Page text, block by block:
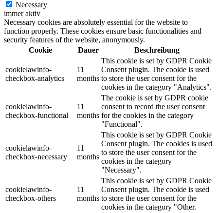
Necessary
immer aktiv
Necessary cookies are absolutely essential for the website to
function properly. These cookies ensure basic functionalities and
security features of the website, anonymously.
Cookie
Dauer Beschreibung
cookielawinfo-
checkbox-analytics
11
months
This cookie is set by GDPR Cookie
Consent plugin. The cookie is used
to store the user consent for the
cookies in the category "Analytics".
cookielawinfo-
checkbox-functional
11
months
The cookie is set by GDPR cookie
consent to record the user consent
for the cookies in the category
"Functional".
cookielawinfo-
checkbox-necessary
11
months
This cookie is set by GDPR Cookie
Consent plugin. The cookies is used
to store the user consent for the
cookies in the category
"Necessary".
cookielawinfo-
checkbox-others
11
months
This cookie is set by GDPR Cookie
Consent plugin. The cookie is used
to store the user consent for the
cookies in the category "Other.